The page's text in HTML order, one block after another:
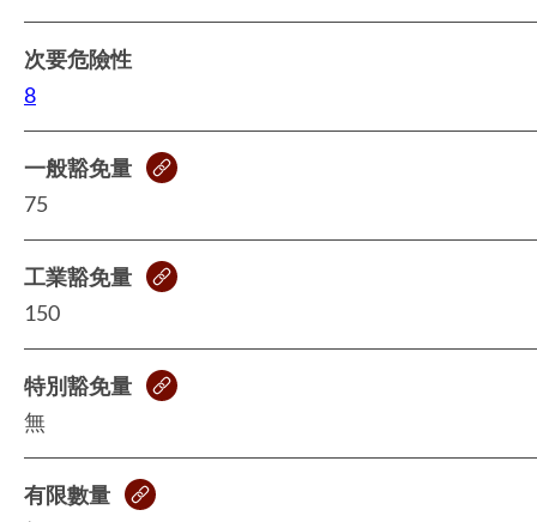
次要危險性
8
一般豁免量
75
工業豁免量
150
特別豁免量
無
有限數量